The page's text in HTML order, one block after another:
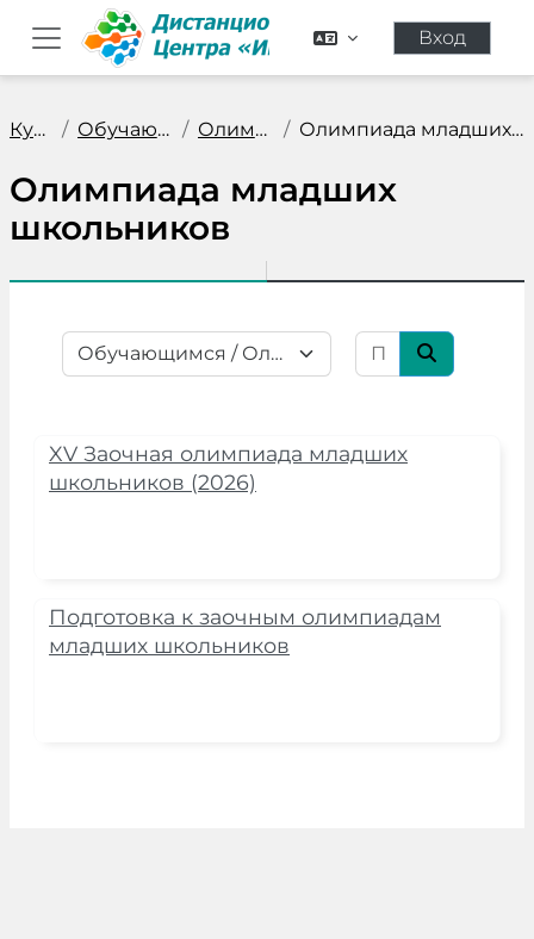
Перейти к основному содержанию
Боковая панель
Вход
Курсы Обучающимся Олимпиады Олимпиада младших школьников
Олимпиада младших
школьников
Категории курсов
Поиск курса
Поиск
XV Заочная олимпиада младших
школьников (2026)
Подготовка к заочным олимпиадам
младших школьников